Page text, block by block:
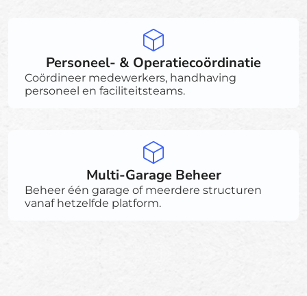
Personeel- & Operatiecoördinatie
Coördineer medewerkers, handhaving
personeel en faciliteitsteams.
Multi-Garage Beheer
Beheer één garage of meerdere structuren
vanaf hetzelfde platform.